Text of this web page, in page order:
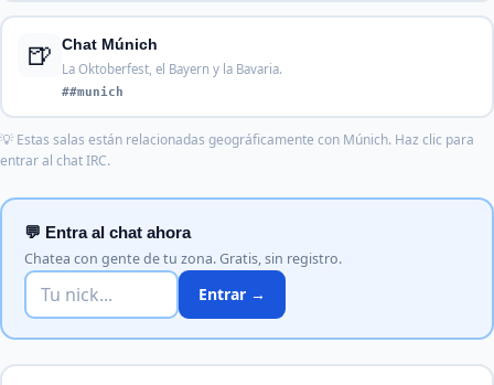
🍺
Chat Múnich
La Oktoberfest, el Bayern y la Bavaria.
##munich
💡 Estas salas están relacionadas geográficamente con Múnich. Haz clic para
entrar al chat IRC.
💬 Entra al chat ahora
Chatea con gente de tu zona. Gratis, sin registro.
Entrar →